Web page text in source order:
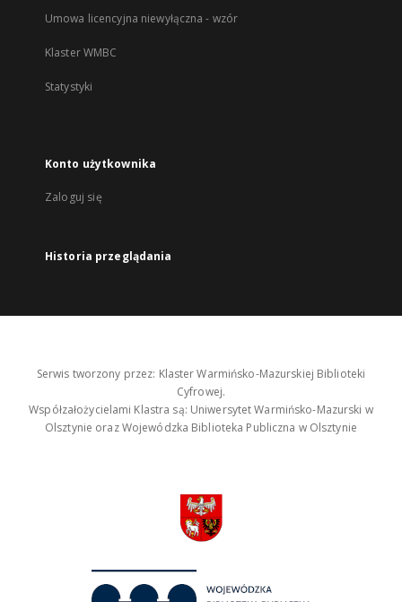
Umowa licencyjna niewyłączna - wzór
Klaster WMBC
Statystyki
Konto użytkownika
Zaloguj się
Historia przeglądania
Serwis tworzony przez: Klaster Warmińsko-Mazurskiej Biblioteki
Cyfrowej.
Współzałożycielami Klastra są: Uniwersytet Warmińsko-Mazurski w
Olsztynie oraz Wojewódzka Biblioteka Publiczna w Olsztynie